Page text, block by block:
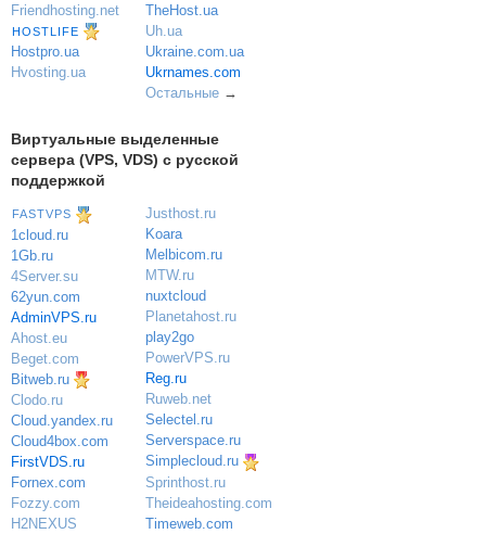
Friendhosting.net
HOSTLIFE
Hostpro.ua
Hvosting.ua
TheHost.ua
Uh.ua
Ukraine.com.ua
Ukrnames.com
Остальные→
Виртуальные выделенные
сервера (VPS, VDS) с русской
поддержкой
FASTVPS
1cloud.ru
1Gb.ru
4Server.su
62yun.com
AdminVPS.ru
Ahost.eu
Beget.com
Bitweb.ru
Clodo.ru
Cloud.yandex.ru
Cloud4box.com
FirstVDS.ru
Fornex.com
Fozzy.com
H2NEXUS
Justhost.ru
Koara
Melbicom.ru
MTW.ru
nuxtcloud
Planetahost.ru
play2go
PowerVPS.ru
Reg.ru
Ruweb.net
Selectel.ru
Serverspace.ru
Simplecloud.ru
Sprinthost.ru
Theideahosting.com
Timeweb.com